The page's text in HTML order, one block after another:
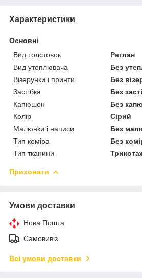
Характеристики
Основні
Вид толстовок
Реглан
Вид утеплювача
Без
Візерунки і принти
Без
Застібка
Без
Капюшон
Без
Колір
Сірий
Малюнки і написи
Без
Тип коміра
Без
Тип тканини
Приховати
Умови доставки
Нова Пошта
Самовивіз
Всі умови доставки